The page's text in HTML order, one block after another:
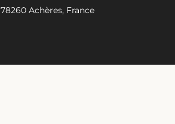
78260 Achères, France